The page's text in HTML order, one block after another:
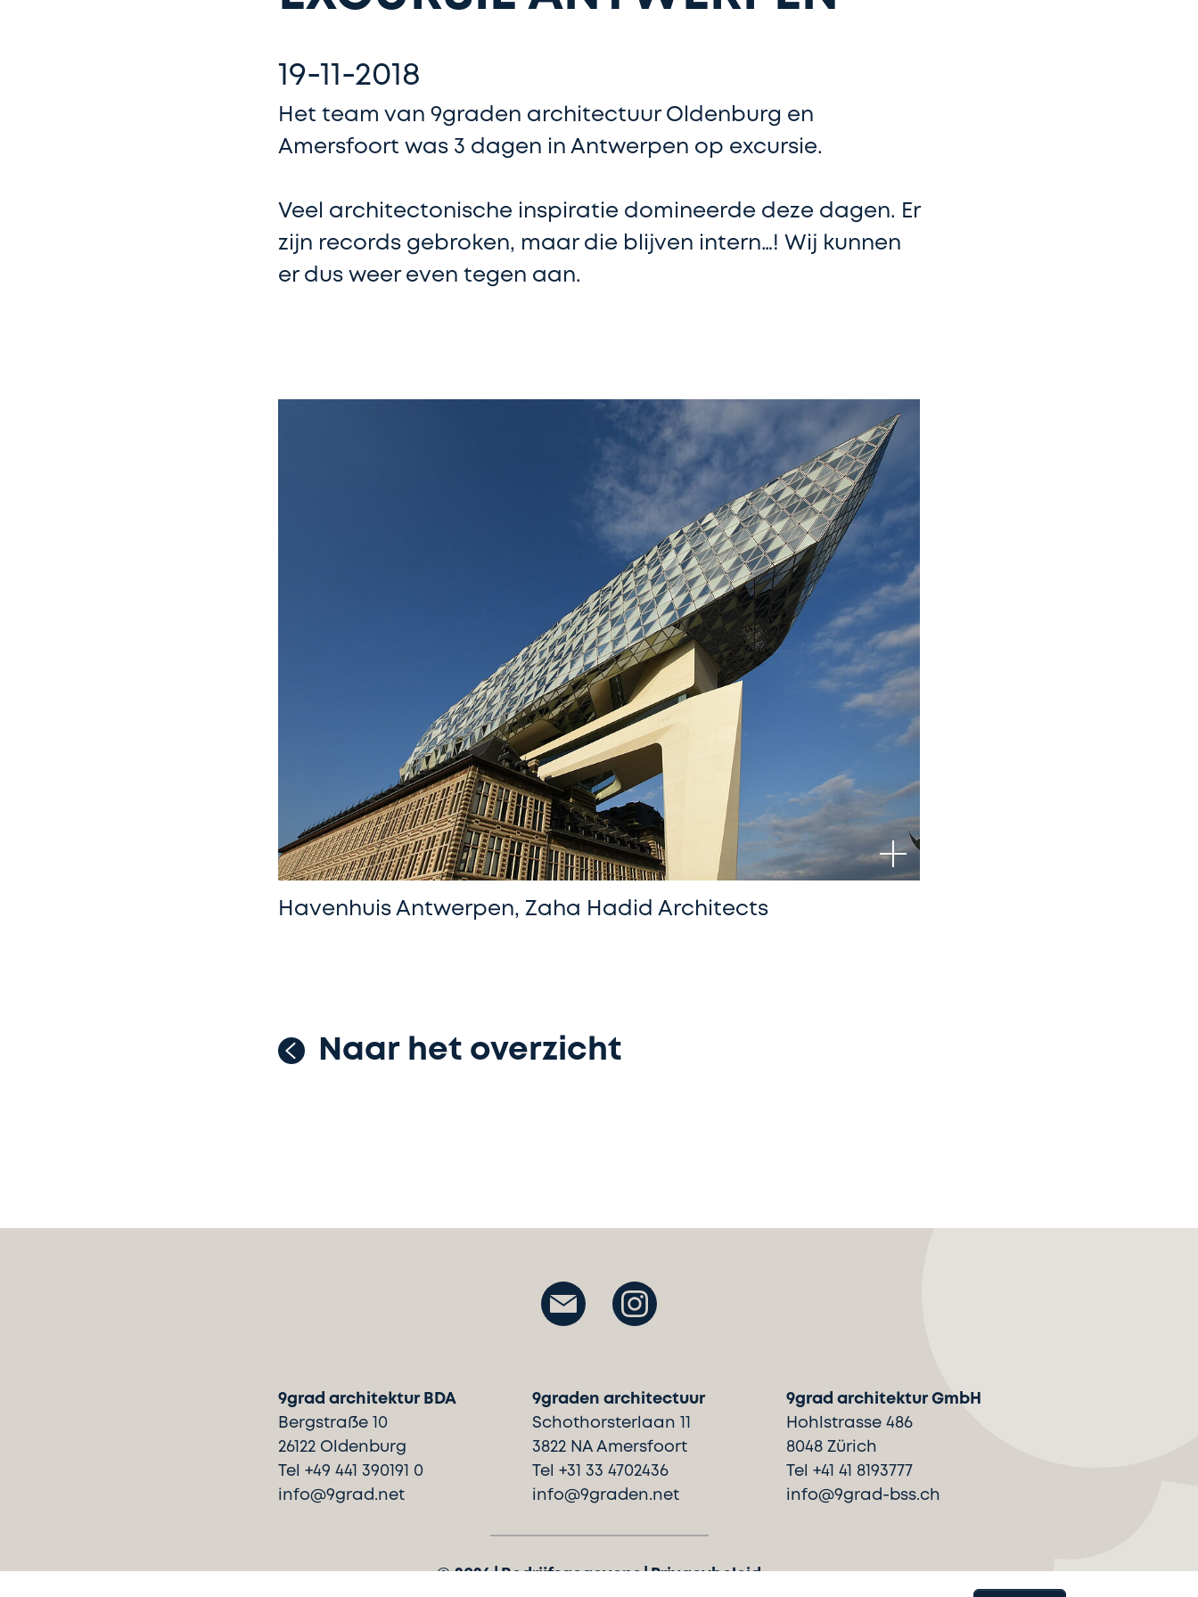
19-11-2018
Het team van 9graden architectuur Oldenburg en
Amersfoort was 3 dagen in Antwerpen op excursie.
Veel architectonische inspiratie domineerde deze dagen. Er
zijn records gebroken, maar die blijven intern…! Wij kunnen
er dus weer even tegen aan.
Havenhuis Antwerpen, Zaha Hadid Architects
Naar het overzicht
9grad architektur BDA
Bergstraße 10
26122 Oldenburg
Tel +49 441 390191 0
info@9grad.net
9graden architectuur
Schothorsterlaan 11
3822 NA Amersfoort
Tel +31 33 4702436
info@9graden.net
9grad architektur GmbH
Hohlstrasse 486
8048 Zürich
Tel +41 41 8193777
info@9grad-bss.ch
©2026|Bedrijfsgegevens|Privacybeleid